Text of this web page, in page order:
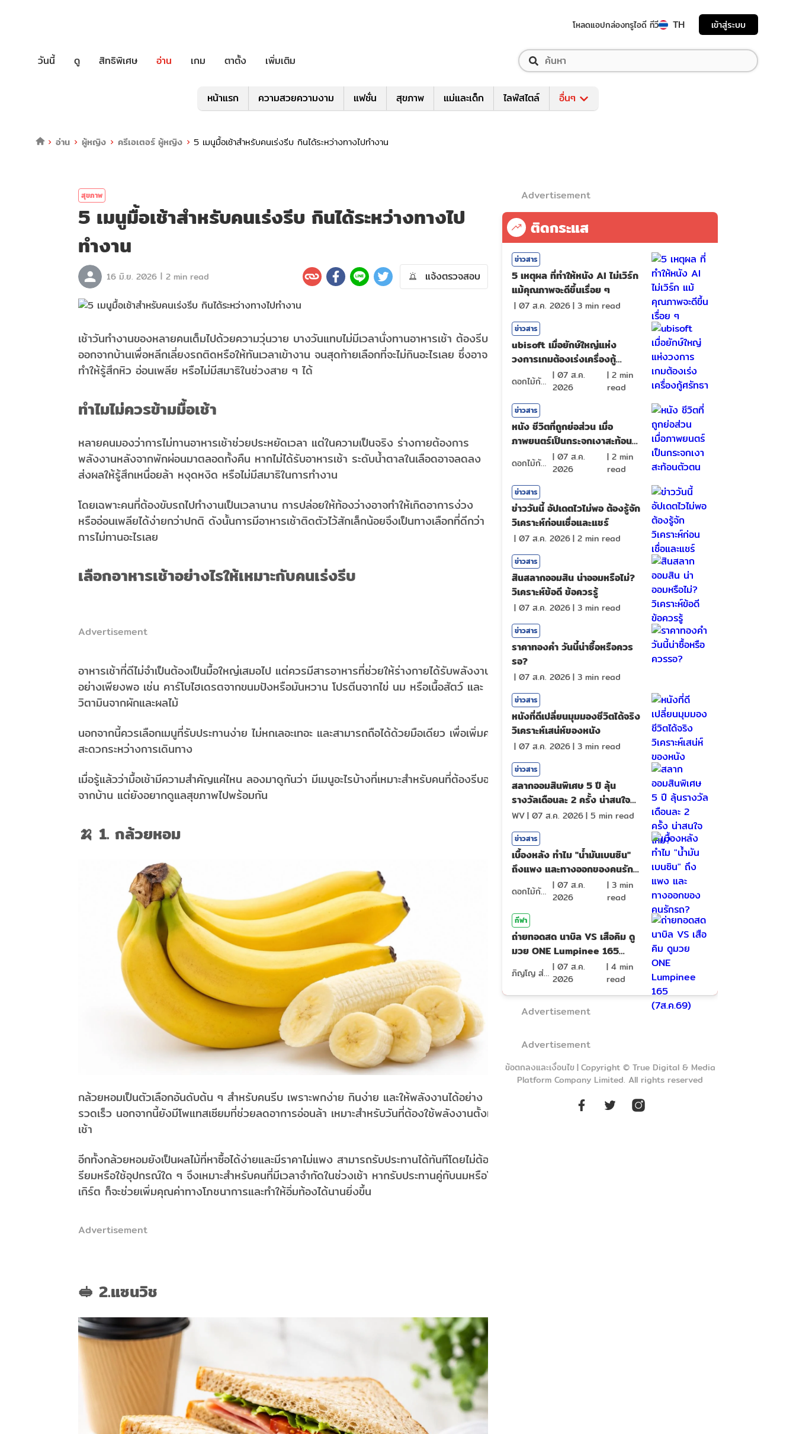
โหลดแอปกล่องทรูไอดี ทีวี TH เข้าสู่ระบบ
วันนี้ ดู สิทธิพิเศษ อ่าน เกม ตาตั้ง เพิ่มเติม
หน้าแรก ความสวยความงาม แฟชั่น สุขภาพ แม่และเด็ก ไลฟ์สไตล์ อื่นๆ
อ่าน ผู้หญิง ครีเอเตอร์ ผู้หญิง 5 เมนูมื้อเช้าสำหรับคนเร่งรีบ กินได้ระหว่างทางไปทำงาน
สุขภาพ
5 เมนูมื้อเช้าสำหรับคนเร่งรีบ กินได้ระหว่างทางไป
ทำงาน
16 มิ.ย. 2026 | 2 min read แจ้งตรวจสอบ
เช้าวันทำงานของหลายคนเต็มไปด้วยความวุ่นวาย บางวันแทบไม่มีเวลานั่งทานอาหารเช้า ต้องรีบ
ออกจากบ้านเพื่อหลีกเลี่ยงรถติดหรือให้ทันเวลาเข้างาน จนสุดท้ายเลือกที่จะไม่กินอะไรเลย ซึ่งอาจ
ทำให้รู้สึกหิว อ่อนเพลีย หรือไม่มีสมาธิในช่วงสาย ๆ ได้
ทำไมไม่ควรข้ามมื้อเช้า
หลายคนมองว่าการไม่ทานอาหารเช้าช่วยประหยัดเวลา แต่ในความเป็นจริง ร่างกายต้องการ
พลังงานหลังจากพักผ่อนมาตลอดทั้งคืน หากไม่ได้รับอาหารเช้า ระดับน้ำตาลในเลือดอาจลดลง
ส่งผลให้รู้สึกเหนื่อยล้า หงุดหงิด หรือไม่มีสมาธิในการทำงาน
โดยเฉพาะคนที่ต้องขับรถไปทำงานเป็นเวลานาน การปล่อยให้ท้องว่างอาจทำให้เกิดอาการง่วง
หรืออ่อนเพลียได้ง่ายกว่าปกติ ดังนั้นการมีอาหารเช้าติดตัวไว้สักเล็กน้อยจึงเป็นทางเลือกที่ดีกว่า
การไม่ทานอะไรเลย
เลือกอาหารเช้าอย่างไรให้เหมาะกับคนเร่งรีบ
Advertisement
อาหารเช้าที่ดีไม่จำเป็นต้องเป็นมื้อใหญ่เสมอไป แต่ควรมีสารอาหารที่ช่วยให้ร่างกายได้รับพลังงาน
อย่างเพียงพอ เช่น คาร์โบไฮเดรตจากขนมปังหรือมันหวาน โปรตีนจากไข่ นม หรือเนื้อสัตว์ และ
วิตามินจากผักและผลไม้
นอกจากนี้ควรเลือกเมนูที่รับประทานง่าย ไม่หกเลอะเทอะ และสามารถถือได้ด้วยมือเดียว เพื่อเพิ่มความ
สะดวกระหว่างการเดินทาง
เมื่อรู้แล้วว่ามื้อเช้ามีความสำคัญแค่ไหน ลองมาดูกันว่า มีเมนูอะไรบ้างที่เหมาะสำหรับคนที่ต้องรีบออก
จากบ้าน แต่ยังอยากดูแลสุขภาพไปพร้อมกัน
🍌 1. กล้วยหอม
กล้วยหอมเป็นตัวเลือกอันดับต้น ๆ สำหรับคนรีบ เพราะพกง่าย กินง่าย และให้พลังงานได้อย่าง
รวดเร็ว นอกจากนี้ยังมีโพแทสเซียมที่ช่วยลดอาการอ่อนล้า เหมาะสำหรับวันที่ต้องใช้พลังงานตั้งแต่
เช้า
อีกทั้งกล้วยหอมยังเป็นผลไม้ที่หาซื้อได้ง่ายและมีราคาไม่แพง สามารถรับประทานได้ทันทีโดยไม่ต้องเต
รียมหรือใช้อุปกรณ์ใด ๆ จึงเหมาะสำหรับคนที่มีเวลาจำกัดในช่วงเช้า หากรับประทานคู่กับนมหรือโย
เกิร์ต ก็จะช่วยเพิ่มคุณค่าทางโภชนาการและทำให้อิ่มท้องได้นานยิ่งขึ้น
Advertisement
🥪 2.แซนวิช
Advertisement
ติดกระแส
ข่าวสาร
5 เหตุผล ที่ทำให้หนัง AI ไม่เวิร์ก
แม้คุณภาพจะดีขึ้นเรื่อย ๆ
| 07 ส.ค. 2026| 3 min read
ข่าวสาร
ubisoft เมื่อยักษ์ใหญ่แห่ง
วงการเกมต้องเร่งเครื่องกู้
ศรัทธา
ดอกไม้กับสายน้ำ | 07 ส.ค.
2026
| 2min
read
ข่าวสาร
หนัง ชีวิตที่ถูกย่อส่วน เมื่อ
ภาพยนตร์เป็นกระจกเงาสะท้อน
ตัวตน
ดอกไม้กับสายน้ำ | 07 ส.ค.
2026
| 2min
read
ข่าวสาร
ข่าววันนี้ อัปเดตไวไม่พอ ต้องรู้จัก
วิเคราะห์ก่อนเชื่อและแชร์
| 07 ส.ค. 2026| 2 min read
ข่าวสาร
สินสลากออมสิน น่าออมหรือไม่?
วิเคราะห์ข้อดี ข้อควรรู้
| 07 ส.ค. 2026| 3 min read
ข่าวสาร
ราคาทองคํา วันนี้น่าซื้อหรือควร
รอ?
| 07 ส.ค. 2026| 3 min read
ข่าวสาร
หนังที่ดีเปลี่ยนมุมมองชีวิตได้จริง
วิเคราะห์เสน่ห์ของหนัง
| 07 ส.ค. 2026| 3 min read
ข่าวสาร
สลากออมสินพิเศษ 5 ปี ลุ้น
รางวัลเดือนละ 2 ครั้ง น่าสนใจ
ไหม?
WV| 07 ส.ค. 2026| 5 min read
ข่าวสาร
เบื้องหลัง ทำไม "น้ำมันเบนซิน"
ถึงแพง และทางออกของคนรัก
ดอกไม้กับสายน้ำ | 07 ส.ค.
2026
| 3min
read
กีฬา
ถ่ายทอดสด นาบิล VS เสือคิม ดู
มวย ONE Lumpinee 165
(7ส.ค.69)
ภิญโญ ส่องแสง | 07 ส.ค.
2026
|4 min
read
Advertisement
Advertisement
ข้อตกลงและเงื่อนไข | Copyright © True Digital & Media
Platform Company Limited. All rights reserved